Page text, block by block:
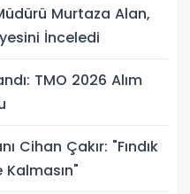
Murtaza Alan,
İnceledi
TMO 2026 Alım
Cihan Çakır: "Fındık
Kalmasın"